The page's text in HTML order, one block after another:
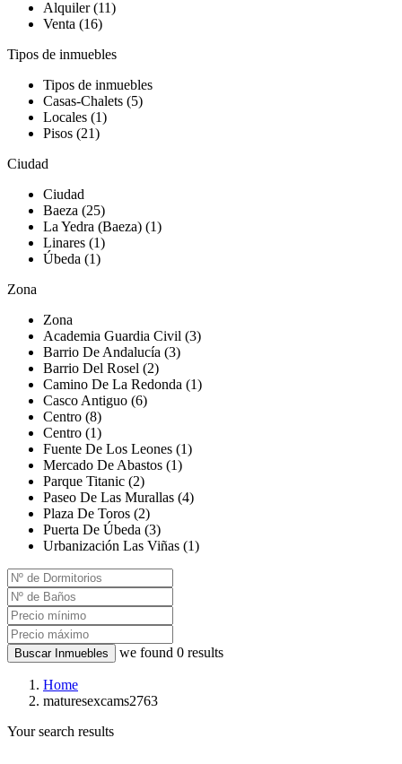
Alquiler (11)
Venta (16)
Tipos de inmuebles
Tipos de inmuebles
Casas-Chalets (5)
Locales (1)
Pisos (21)
Ciudad
Ciudad
Baeza (25)
La Yedra (Baeza) (1)
Linares (1)
Úbeda (1)
Zona
Zona
Academia Guardia Civil (3)
Barrio De Andalucía (3)
Barrio Del Rosel (2)
Camino De La Redonda (1)
Casco Antiguo (6)
Centro (8)
Centro (1)
Fuente De Los Leones (1)
Mercado De Abastos (1)
Parque Titanic (2)
Paseo De Las Murallas (4)
Plaza De Toros (2)
Puerta De Úbeda (3)
Urbanización Las Viñas (1)
Buscar Inmuebles we found 0 results
Home
maturesexcams2763
Your search results